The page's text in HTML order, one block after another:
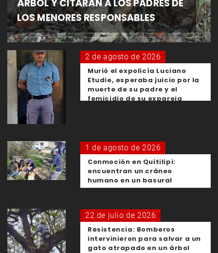
ÁRBOL Y CITARÁN A LOS PADRES DE
LOS MENORES RESPONSABLES
2 de agosto de 2026
Murió el expolicía Luciano
Etudie, esperaba juicio por la
muerte de su padre y el
femicidio de su expareja
1 de agosto de 2026
Conmoción en Quitilipi:
encuentran un cráneo
humano en un basural
22 de julio de 2026
Resistencia: Bomberos
intervinieron para salvar a un
gato atrapado en un árbol